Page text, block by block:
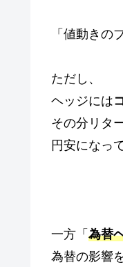
「値動きの
ただし、
ヘッジには
その分リタ
円安になっ
一方「 為替
為替の影響